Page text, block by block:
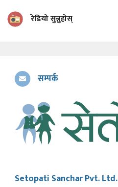
रेडियो सुन्नुहोस्
सम्पर्क
Setopati Sanchar Pvt. Ltd.